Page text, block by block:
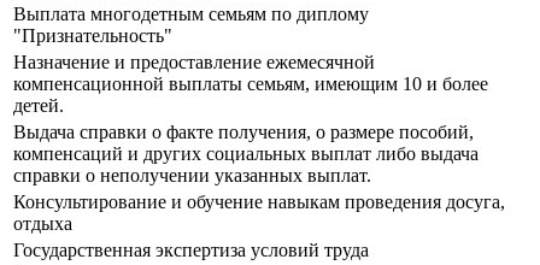
Выплата многодетным семьям по диплому
"Признательность"
Назначение и предоставление ежемесячной
компенсационной выплаты семьям, имеющим 10 и более
детей.
Выдача справки о факте получения, о размере пособий,
компенсаций и других социальных выплат либо выдача
справки о неполучении указанных выплат.
Консультирование и обучение навыкам проведения досуга,
отдыха
Государственная экспертиза условий труда